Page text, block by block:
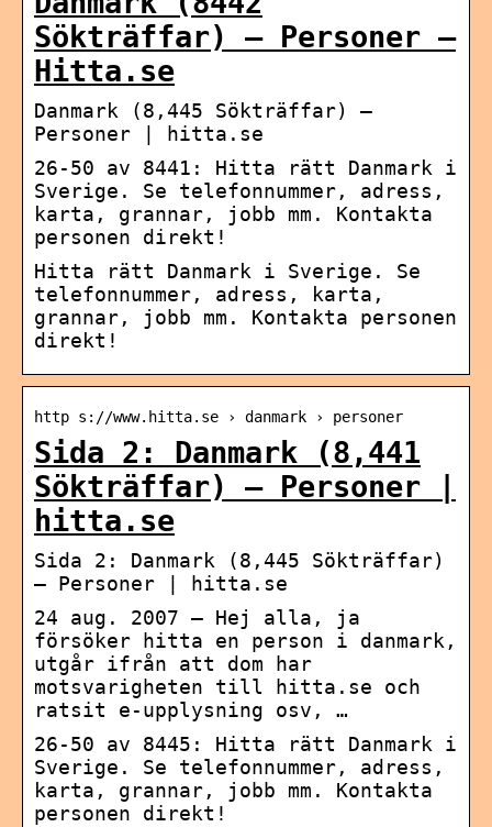
Sökträffar) – Personer –
Hitta.se
Danmark (8,445 Sökträffar) –
Personer | hitta.se
26-50 av 8441: Hitta rätt Danmark i
Sverige. Se telefonnummer, adress,
karta, grannar, jobb mm. Kontakta
personen direkt!
Hitta rätt Danmark i Sverige. Se
telefonnummer, adress, karta,
grannar, jobb mm. Kontakta personen
direkt!
http s://www.hitta.se › danmark › personer
Sida 2: Danmark (8,441
Sökträffar) – Personer |
hitta.se
Sida 2: Danmark (8,445 Sökträffar)
– Personer | hitta.se
24 aug. 2007 — Hej alla, ja
försöker hitta en person i danmark,
utgår ifrån att dom har
motsvarigheten till hitta.se och
ratsit e-upplysning osv, …
26-50 av 8445: Hitta rätt Danmark i
Sverige. Se telefonnummer, adress,
karta, grannar, jobb mm. Kontakta
personen direkt!